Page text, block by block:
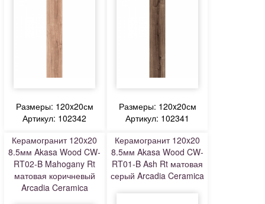
Размеры: 120x20см
Артикул: 102342
Размеры: 120x20см
Артикул: 102341
Керамогранит 120x20
8.5мм Akasa Wood CW-
RT02-B Mahogany Rt
матовая коричневый
Arcadia Ceramica
Керамогранит 120x20
8.5мм Akasa Wood CW-
RT01-B Ash Rt матовая
серый Arcadia Ceramica